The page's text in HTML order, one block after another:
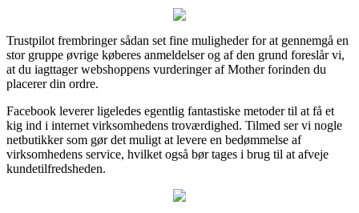
Trustpilot frembringer sådan set fine muligheder for at gennemgå en
stor gruppe øvrige køberes anmeldelser og af den grund foreslår vi,
at du iagttager webshoppens vurderinger af Mother forinden du
placerer din ordre.
Facebook leverer ligeledes egentlig fantastiske metoder til at få et
kig ind i internet virksomhedens troværdighed. Tilmed ser vi nogle
netbutikker som gør det muligt at levere en bedømmelse af
virksomhedens service, hvilket også bør tages i brug til at afveje
kundetilfredsheden.